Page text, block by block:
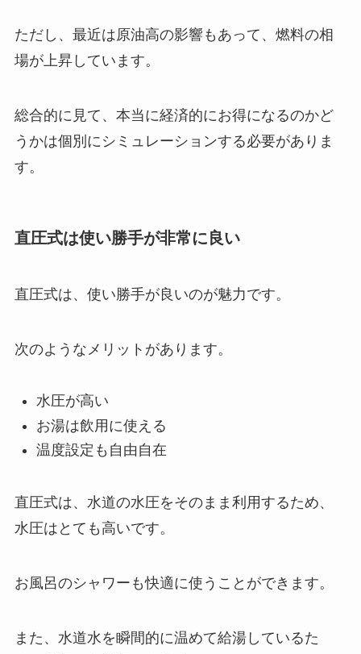
ただし、最近は原油高の影響もあって、燃料の相
場が上昇しています。
総合的に見て、本当に経済的にお得になるのかど
うかは個別にシミュレーションする必要がありま
す。
直圧式は使い勝手が非常に良い
直圧式は、使い勝手が良いのが魅力です。
次のようなメリットがあります。
水圧が高い
お湯は飲用に使える
温度設定も自由自在
直圧式は、水道の水圧をそのまま利用するため、
水圧はとても高いです。
お風呂のシャワーも快適に使うことができます。
また、水道水を瞬間的に温めて給湯しているた